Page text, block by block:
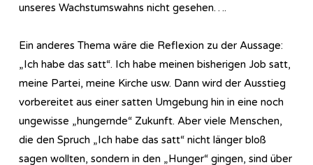
unseres Wachstumswahns nicht gesehen….
Ein anderes Thema wäre die Reflexion zu der Aussage:
„Ich habe das satt“. Ich habe meinen bisherigen Job satt,
meine Partei, meine Kirche usw. Dann wird der Ausstieg
vorbereitet aus einer satten Umgebung hin in eine noch
ungewisse „hungernde“ Zukunft. Aber viele Menschen,
die den Spruch „Ich habe das satt“ nicht länger bloß
sagen wollten, sondern in den „Hunger“ gingen, sind über